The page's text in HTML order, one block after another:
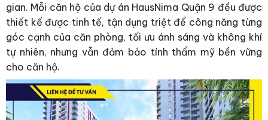
gian. Mỗi căn hộ của dự án HausNima Quận 9 đều được
thiết kế được tinh tế, tận dụng triệt để công năng từng
góc cạnh của căn phòng, tối ưu ánh sáng và không khí
tự nhiên, nhưng vẫn đảm bảo tính thẩm mỹ bền vững
cho căn hộ.